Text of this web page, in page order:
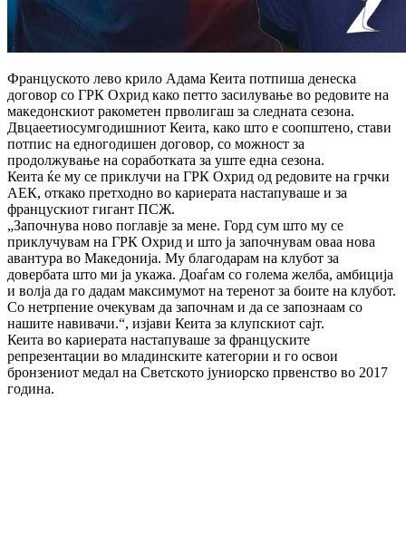
Француското лево крило Адама Кеита потпиша денеска
договор со ГРК Охрид како петто засилување во редовите на
македонскиот ракометен прволигаш за следната сезона.
Двцаеетиосумгодишниот Кеита, како што е соопштено, стави
потпис на едногодишен договор, со можност за
продолжување на соработката за уште една сезона.
Кеита ќе му се приклучи на ГРК Охрид од редовите на грчки
АЕК, откако претходно во кариерата настапуваше и за
францускиот гигант ПСЖ.
„Започнува ново поглавје за мене. Горд сум што му се
приклучувам на ГРК Охрид и што ја започнувам оваа нова
авантура во Македонија. Му благодарам на клубот за
довербата што ми ја укажа. Доаѓам со голема желба, амбиција
и волја да го дадам максимумот на теренот за боите на клубот.
Со нетрпение очекувам да започнам и да се запознаам со
нашите навивачи.“, изјави Кеита за клупскиот сајт.
Кеита во кариерата настапуваше за француските
репрезентации во младинските категории и го освои
бронзениот медал на Светското јуниорско првенство во 2017
година.